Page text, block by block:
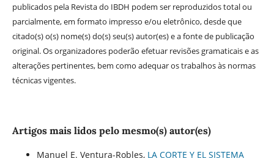
publicados pela Revista do IBDH podem ser reproduzidos total ou
parcialmente, em formato impresso e/ou eletrônico, desde que
citado(s) o(s) nome(s) do(s) seu(s) autor(es) e a fonte de publicação
original. Os organizadores poderão efetuar revisões gramaticais e as
alterações pertinentes, bem como adequar os trabalhos às normas
técnicas vigentes.
Artigos mais lidos pelo mesmo(s) autor(es)
Manuel E. Ventura-Robles, LA CORTE Y EL SISTEMA